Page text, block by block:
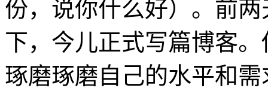
份，说你什么好）。前
下，今儿正式写篇博客
琢磨琢磨自己的水平和